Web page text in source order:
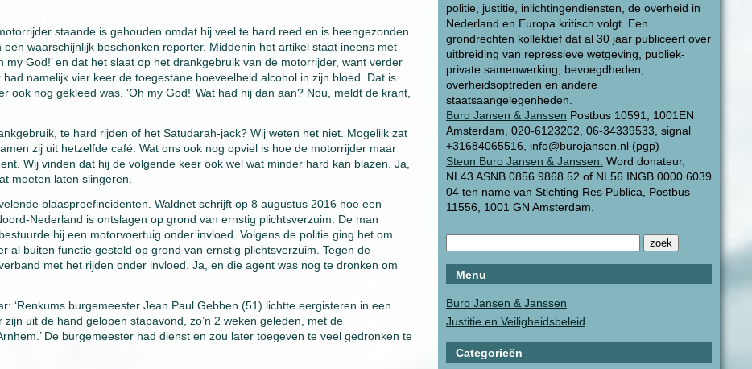
politie, justitie, inlichtingendiensten, de overheid in
Nederland en Europa kritisch volgt. Een
grondrechten kollektief dat al 30 jaar publiceert over
uitbreiding van repressieve wetgeving, publiek-
private samenwerking, bevoegdheden,
overheidsoptreden en andere
staatsaangelegenheden.
Buro Jansen & Janssen Postbus 10591, 1001EN
Amsterdam, 020-6123202, 06-34339533, signal
+31684065516, info@burojansen.nl (pgp)
Steun Buro Jansen & Janssen. Word donateur,
NL43 ASNB 0856 9868 52 of NL56 INGB 0000 6039
04 ten name van Stichting Res Publica, Postbus
11556, 1001 GN Amsterdam.
Menu
Buro Jansen & Janssen
Justitie en Veiligheidsbeleid
Categorieën
staande is gehouden omdat hij veel te hard reed en is heengezonden
waarschijnlijk beschonken reporter. Middenin het artikel staat ineens met
my God!’ en dat het slaat op het drankgebruik van de motorrijder, want verder
namelijk vier keer de toegestane hoeveelheid alcohol in zijn bloed. Dat is
nog gekleed was. ‘Oh my God!’ Wat had hij dan aan? Nou, meldt de krant,
te hard rijden of het Satudarah-jack? Wij weten het niet. Mogelijk zat
zij uit hetzelfde café. Wat ons ook nog opviel is hoe de motorrijder maar
Wij vinden dat hij de volgende keer ook wel wat minder hard kan blazen. Ja,
moeten laten slingeren.
blaasproefincidenten. Waldnet schrijft op 8 augustus 2016 hoe een
Nederland is ontslagen op grond van ernstig plichtsverzuim. De man
hij een motorvoertuig onder invloed. Volgens de politie ging het om
al buiten functie gesteld op grond van ernstig plichtsverzuim. Tegen de
met het rijden onder invloed. Ja, en die agent was nog te dronken om
‘Renkums burgemeester Jean Paul Gebben (51) lichtte eergisteren in een
uit de hand gelopen stapavond, zo’n 2 weken geleden, met de
De burgemeester had dienst en zou later toegeven te veel gedronken te